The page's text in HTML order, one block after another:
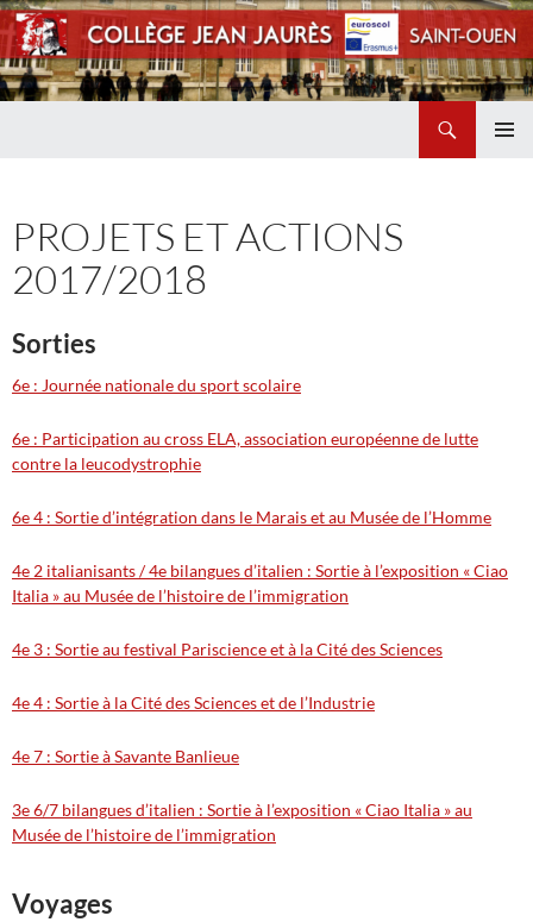
PROJETS ET ACTIONS
2017/2018
Sorties
6e : Journée nationale du sport scolaire
6e : Participation au cross ELA, association européenne de lutte
contre la leucodystrophie
6e 4 : Sortie d’intégration dans le Marais et au Musée de l’Homme
4e 2 italianisants / 4e bilangues d’italien : Sortie à l’exposition « Ciao
Italia » au Musée de l’histoire de l’immigration
4e 3 : Sortie au festival Pariscience et à la Cité des Sciences
4e 4 : Sortie à la Cité des Sciences et de l’Industrie
4e 7 : Sortie à Savante Banlieue
3e 6/7 bilangues d’italien : Sortie à l’exposition « Ciao Italia » au
Musée de l’histoire de l’immigration
Voyages